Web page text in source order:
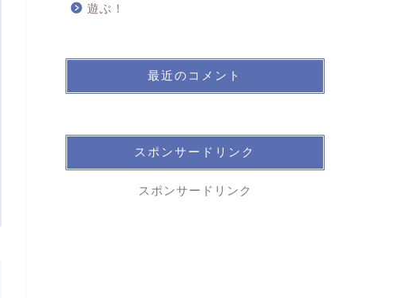
遊ぶ！
最近のコメント
スポンサードリンク
スポンサードリンク